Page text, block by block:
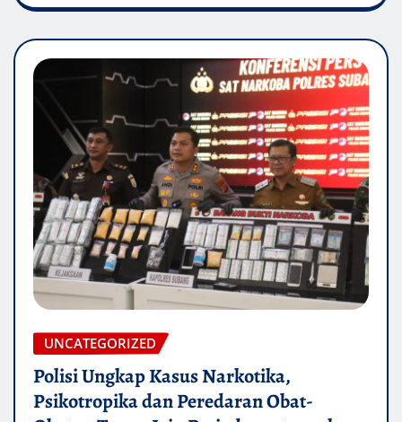
UNCATEGORIZED
Polisi Ungkap Kasus Narkotika,
Psikotropika dan Peredaran Obat-